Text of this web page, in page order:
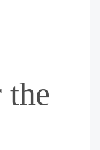
the